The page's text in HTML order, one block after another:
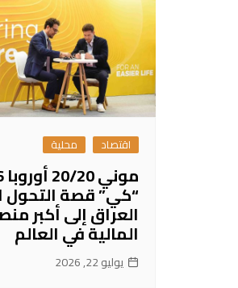
اقتصاد محلية
“كي” قصة التحول
العراق إلى أكبر
المالية في العالم
يوليو 22, 2026